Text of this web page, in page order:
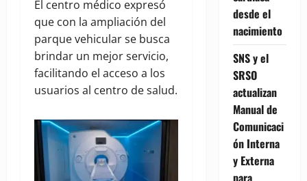
El centro médico expresó
que con la ampliación del
parque vehicular se busca
brindar un mejor servicio,
facilitando el acceso a los
usuarios al centro de salud.
desde el
nacimiento
SNS y el
SRSO
actualizan
Manual de
Comunicaci
ón Interna
y Externa
para